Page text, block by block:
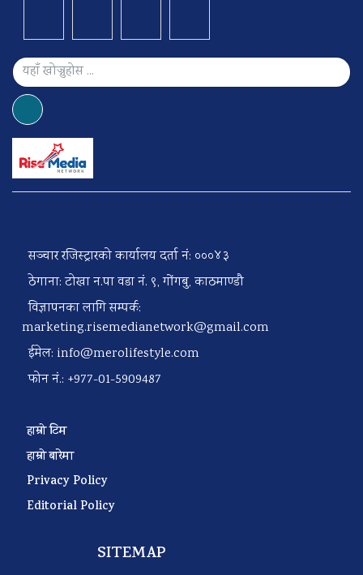
सञ्चार रजिस्ट्रारको कार्यालय दर्ता नं: ०००४३
ठेगाना: टोखा न.पा वडा नं. ९, गोंगबु, काठमाण्डौ
विज्ञापनका लागि सम्पर्क:
marketing.risemedianetwork@gmail.com
ईमेल: info@merolifestyle.com
फोन नं.: +977-01-5909487
हाम्रो टिम
हाम्रो बारेमा
Privacy Policy
Editorial Policy
SITEMAP